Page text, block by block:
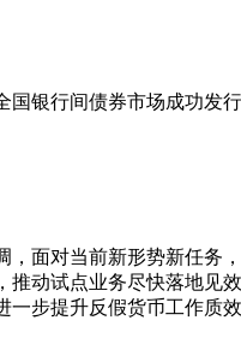
银行间债券市场成功发
面对当前新形势新任
动试点业务尽快落地
步提升反假货币工作质